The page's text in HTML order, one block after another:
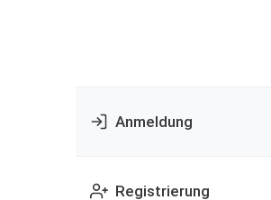
Anmeldung
Registrierung